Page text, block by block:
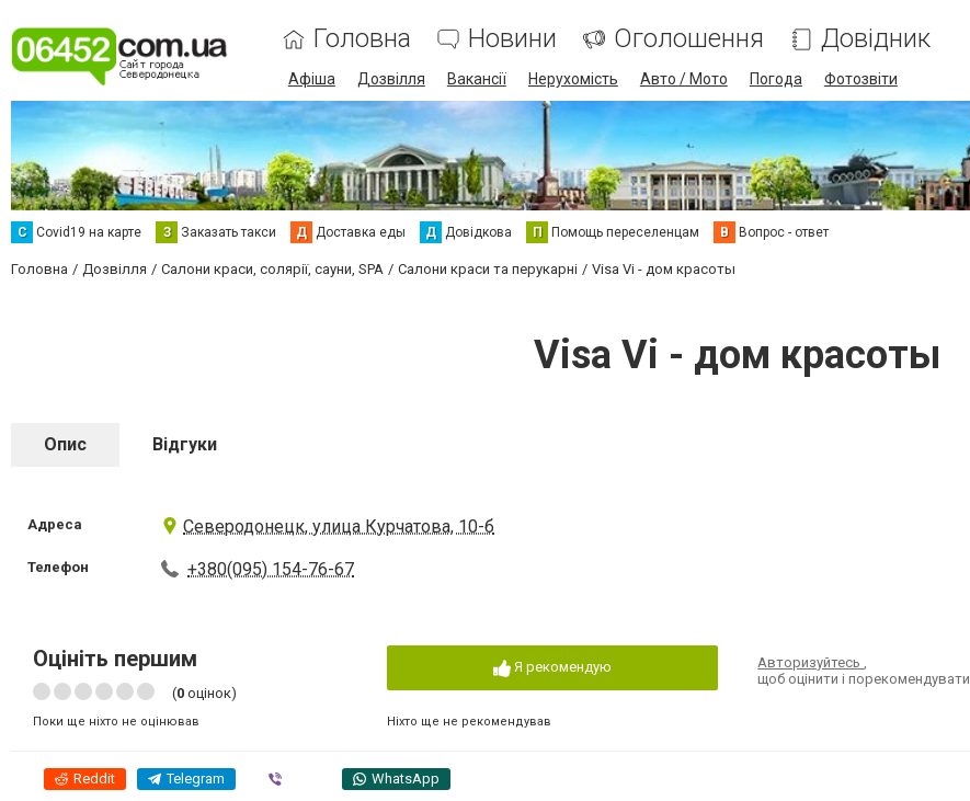
Головна Новини Оголошення Довідник
Афіша Дозвілля Вакансії Нерухомість Авто / Мото Погода Фотозвіти
С Сovid19 на карте З Заказать такси Д Доставка еды Д Довідкова П Помощь переселенцам В Вопрос - ответ
Головна Дозвілля Салони краси, солярії, сауни, SPA Салони краси та перукарні Visa Vi - дом красоты
Visa Vi - дом красоты
Опис Відгуки
Адреса Северодонецк, улица Курчатова, 10-б
Телефон +380(095) 154-76-67
Оцініть першим
(0 оцінок)
Поки ще ніхто не оцінював
Я рекомендую
Ніхто ще не рекомендував
Авторизуйтесь,
щоб оцінити і порекомендувати
Reddit Telegram WhatsApp